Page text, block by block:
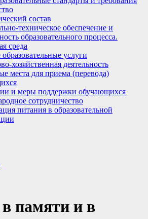
состав
техническое обеспечение и
образовательного процесса.
среда
услуги
хозяйственная деятельность
места для приема (перевода)
и меры поддержки обучающихся
сотрудничество
питания в образовательной
памяти и в